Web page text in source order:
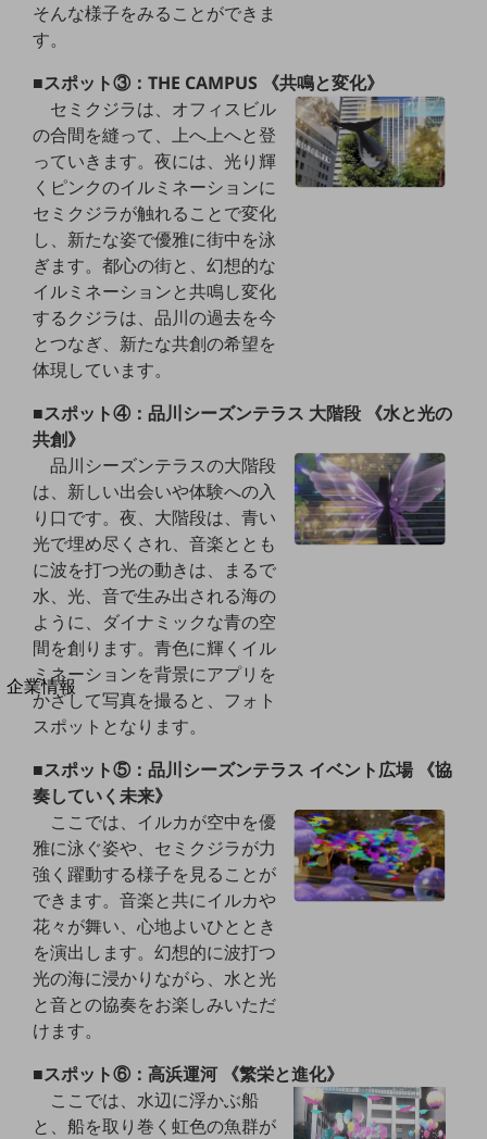
その他のお悩みはこちら
業界から見つける
業界から見つけるTOP
小売・卸売業
運輸業
建設業
地域産業
その他の業界はこちら
ゲーム感覚で見つける
ビジネスお悩み診断
NTTドコモビジネス
オンラインショップ
モバイル・ICTサービスをオンラインで
相談・申し込みができるバーチャルショップ
法人向けモバイルトップ
はじめての方へ
サービス・商品を探す
新規会員登録/ログインはこちら
100回線以上のお問い合わせ・お見積りはこちら
別ウィンドウで開きます
企業情報
企業情報TOP
会社案内
会社案内TOP
社長からのご挨拶
事業拠点
グループ会社
会社案内パンフレット
ニュースルーム
ニュースルームTOP
ニュースリリース
地域からの発表
そんな様子をみることができま
す。
■スポット③：THE CAMPUS 《共鳴と変化》
セミクジラは、オフィスビル
の合間を縫って、上へ上へと登
っていきます。夜には、光り輝
くピンクのイルミネーションに
セミクジラが触れることで変化
し、新たな姿で優雅に街中を泳
ぎます。都心の街と、幻想的な
イルミネーションと共鳴し変化
するクジラは、品川の過去を今
とつなぎ、新たな共創の希望を
体現しています。
■スポット④：品川シーズンテラス 大階段 《水と光の
共創》
品川シーズンテラスの大階段
は、新しい出会いや体験への入
り口です。夜、大階段は、青い
光で埋め尽くされ、音楽ととも
に波を打つ光の動きは、まるで
水、光、音で生み出される海の
ように、ダイナミックな青の空
間を創ります。青色に輝くイル
ミネーションを背景にアプリを
かざして写真を撮ると、フォト
スポットとなります。
■スポット⑤：品川シーズンテラス イベント広場 《協
奏していく未来》
ここでは、イルカが空中を優
雅に泳ぐ姿や、セミクジラが力
強く躍動する様子を見ることが
できます。音楽と共にイルカや
花々が舞い、心地よいひととき
を演出します。幻想的に波打つ
光の海に浸かりながら、水と光
と音との協奏をお楽しみいただ
けます。
■スポット⑥：高浜運河 《繁栄と進化》
ここでは、水辺に浮かぶ船
と、船を取り巻く虹色の魚群が